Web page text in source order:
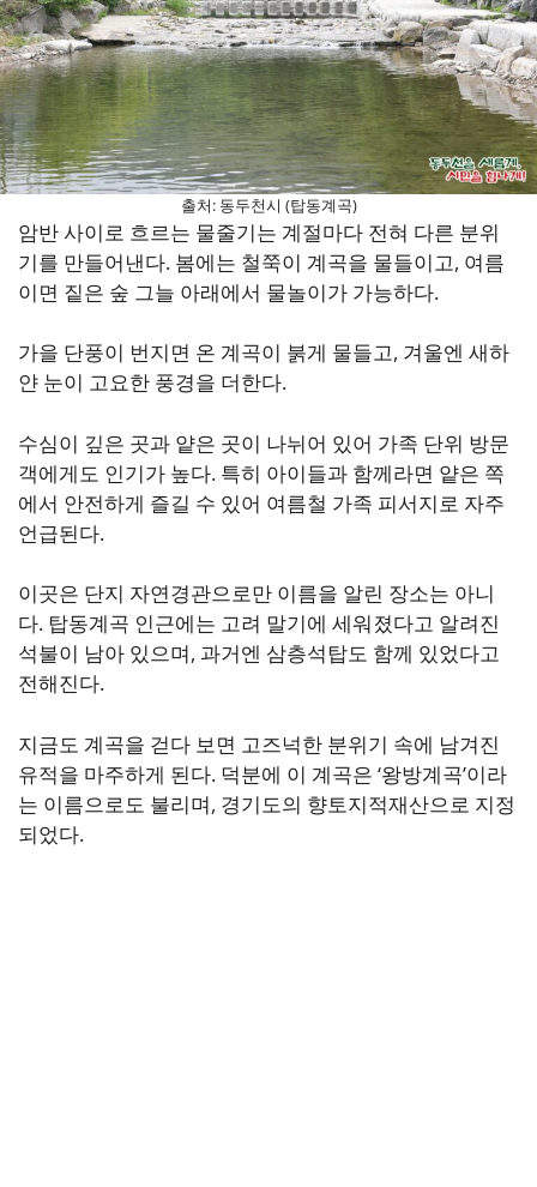
출처: 동두천시 (탑동계곡)
암반 사이로 흐르는 물줄기는 계절마다 전혀 다른 분위
기를 만들어낸다. 봄에는 철쭉이 계곡을 물들이고, 여름
이면 짙은 숲 그늘 아래에서 물놀이가 가능하다.
가을 단풍이 번지면 온 계곡이 붉게 물들고, 겨울엔 새하
얀 눈이 고요한 풍경을 더한다.
수심이 깊은 곳과 얕은 곳이 나뉘어 있어 가족 단위 방문
객에게도 인기가 높다. 특히 아이들과 함께라면 얕은 쪽
에서 안전하게 즐길 수 있어 여름철 가족 피서지로 자주
언급된다.
이곳은 단지 자연경관으로만 이름을 알린 장소는 아니
다. 탑동계곡 인근에는 고려 말기에 세워졌다고 알려진
석불이 남아 있으며, 과거엔 삼층석탑도 함께 있었다고
전해진다.
지금도 계곡을 걷다 보면 고즈넉한 분위기 속에 남겨진
유적을 마주하게 된다. 덕분에 이 계곡은 ‘왕방계곡’이라
는 이름으로도 불리며, 경기도의 향토지적재산으로 지정
되었다.